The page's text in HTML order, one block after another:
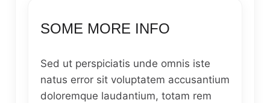
SOME MORE INFO
Sed ut perspiciatis unde omnis iste
natus error sit voluptatem accusantium
doloremque laudantium, totam rem